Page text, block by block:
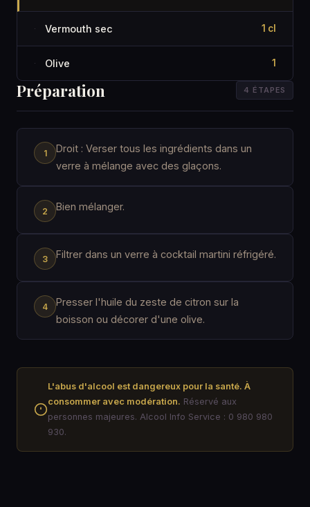
· Vermouth sec 1 cl
· Olive 1
Préparation 4 ÉTAPES
Droit : Verser tous les ingrédients dans un
verre à mélange avec des glaçons.
Bien mélanger.
Filtrer dans un verre à cocktail martini réfrigéré.
Presser l'huile du zeste de citron sur la
boisson ou décorer d'une olive.
L'abus d'alcool est dangereux pour la santé. À
consommer avec modération. Réservé aux
personnes majeures. Alcool Info Service : 0 980 980
930.